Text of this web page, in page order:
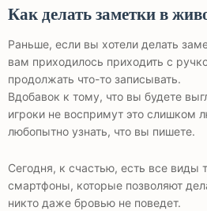
Как делать заметки в
Раньше, если вы хотели делать
вам приходилось приходить с
продолжать что-то записывать.
Вдобавок к тому, что вы будете
игроки не воспримут это слишком
любопытно узнать, что вы пишете.
Сегодня, к счастью, есть все виды
смартфоны, которые позволяют
никто даже бровью не поведет.